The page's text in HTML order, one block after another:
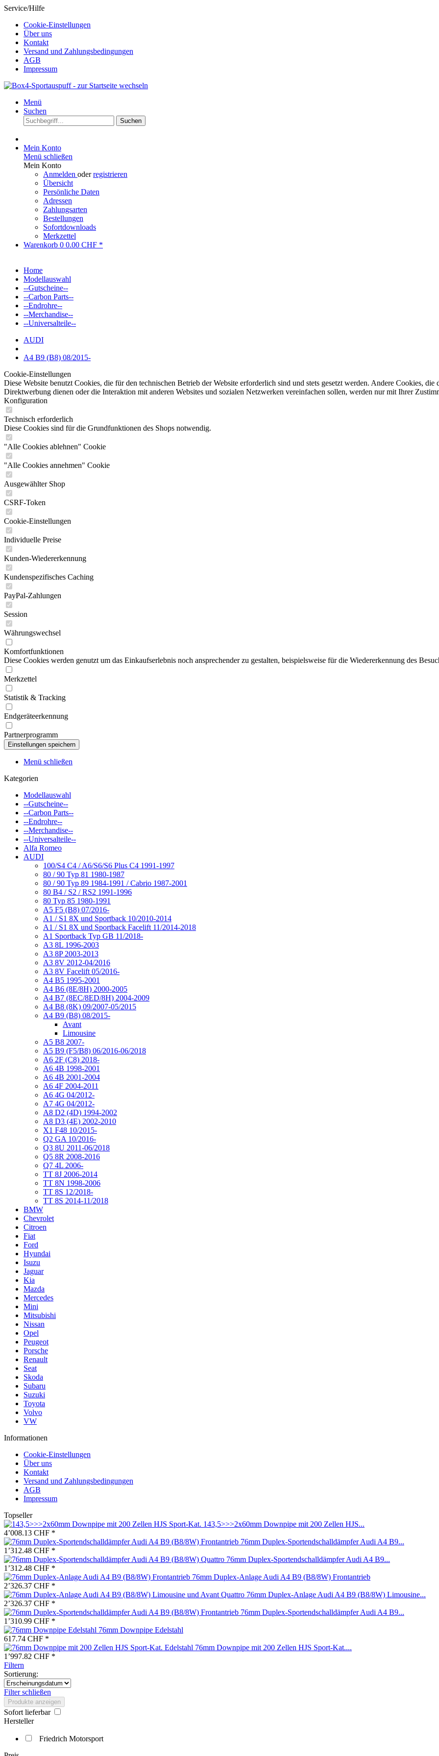
Service/Hilfe
Cookie-Einstellungen
Über uns
Kontakt
Versand und Zahlungsbedingungen
AGB
Impressum
Menü
Suchen
Suchen
Mein Konto
Menü schließen
Mein Konto
Anmelden oderregistrieren
Übersicht
Persönliche Daten
Adressen
Zahlungsarten
Bestellungen
Sofortdownloads
Merkzettel
Warenkorb 0 0.00 CHF *
Home
Modellauswahl
--Gutscheine--
--Carbon Parts--
--Endrohre--
--Merchandise--
--Universalteile--
AUDI
A4 B9 (B8) 08/2015-
Cookie-Einstellungen
Diese Website benutzt Cookies, die für den technischen Betrieb der Website erforderlich sind und stets gesetzt werden. Andere Cookies,
Direktwerbung dienen oder die Interaktion mit anderen Websites und sozialen Netzwerken vereinfachen sollen, werden nur mit Ihrer
Konfiguration
Technisch erforderlich
Diese Cookies sind für die Grundfunktionen des Shops notwendig.
"Alle Cookies ablehnen" Cookie
"Alle Cookies annehmen" Cookie
Ausgewählter Shop
CSRF-Token
Cookie-Einstellungen
Individuelle Preise
Kunden-Wiedererkennung
Kundenspezifisches Caching
PayPal-Zahlungen
Session
Währungswechsel
Komfortfunktionen
Diese Cookies werden genutzt um das Einkaufserlebnis noch ansprechender zu gestalten, beispielsweise für die Wiedererkennung des
Merkzettel
Statistik & Tracking
Endgeräteerkennung
Partnerprogramm
Menü schließen
Kategorien
Modellauswahl
--Gutscheine--
--Carbon Parts--
--Endrohre--
--Merchandise--
--Universalteile--
Alfa Romeo
AUDI
100/S4 C4 / A6/S6/S6 Plus C4 1991-1997
80 / 90 Typ 81 1980-1987
80 / 90 Typ 89 1984-1991 / Cabrio 1987-2001
80 B4 / S2 / RS2 1991-1996
80 Typ 85 1980-1991
A5 F5 (B8) 07/2016-
A1 / S1 8X und Sportback 10/2010-2014
A1 / S1 8X und Sportback Facelift 11/2014-2018
A1 Sportback Typ GB 11/2018-
A3 8L 1996-2003
A3 8P 2003-2013
A3 8V 2012-04/2016
A3 8V Facelift 05/2016-
A4 B5 1995-2001
A4 B6 (8E/8H) 2000-2005
A4 B7 (8EC/8ED/8H) 2004-2009
A4 B8 (8K) 09/2007-05/2015
A4 B9 (B8) 08/2015-
Avant
Limousine
A5 B8 2007-
A5 B9 (F5/B8) 06/2016-06/2018
A6 2F (C8) 2018-
A6 4B 1998-2001
A6 4B 2001-2004
A6 4F 2004-2011
A6 4G 04/2012-
A7 4G 04/2012-
A8 D2 (4D) 1994-2002
A8 D3 (4E) 2002-2010
X1 F48 10/2015-
Q2 GA 10/2016-
Q3 8U 2011-06/2018
Q5 8R 2008-2016
Q7 4L 2006-
TT 8J 2006-2014
TT 8N 1998-2006
TT 8S 12/2018-
TT 8S 2014-11/2018
BMW
Chevrolet
Citroen
Fiat
Ford
Hyundai
Isuzu
Jaguar
Kia
Mazda
Mercedes
Mini
Mitsubishi
Nissan
Opel
Peugeot
Porsche
Renault
Seat
Skoda
Subaru
Suzuki
Toyota
Volvo
VW
Informationen
Cookie-Einstellungen
Über uns
Kontakt
Versand und Zahlungsbedingungen
AGB
Impressum
Topseller
143,5>>>2x60mm Downpipe mit 200 Zellen HJS...
4’008.13 CHF *
76mm Duplex-Sportendschalldämpfer Audi A4 B9...
1’312.48 CHF *
76mm Duplex-Sportendschalldämpfer Audi A4 B9...
1’312.48 CHF *
76mm Duplex-Anlage Audi A4 B9 (B8/8W) Frontantrieb
2’326.37 CHF *
76mm Duplex-Anlage Audi A4 B9 (B8/8W) Limousine...
2’326.37 CHF *
76mm Duplex-Sportendschalldämpfer Audi A4 B9...
1’310.99 CHF *
76mm Downpipe Edelstahl
617.74 CHF *
76mm Downpipe mit 200 Zellen HJS Sport-Kat....
1’997.82 CHF *
Filtern
Sortierung:
Filter schließen
Produkte anzeigen
Sofort lieferbar
Hersteller
Friedrich Motorsport